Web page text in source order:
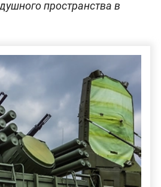
пространства в